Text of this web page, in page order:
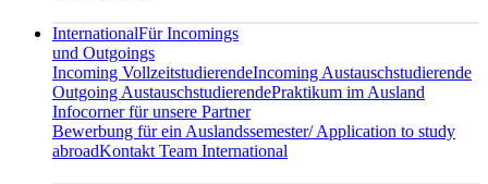
InternationalFür Incomings
und Outgoings
Incoming VollzeitstudierendeIncoming Austauschstudierende
Outgoing AustauschstudierendePraktikum im Ausland
Infocorner für unsere Partner
Bewerbung für ein Auslandssemester/ Application to study
abroadKontakt Team International